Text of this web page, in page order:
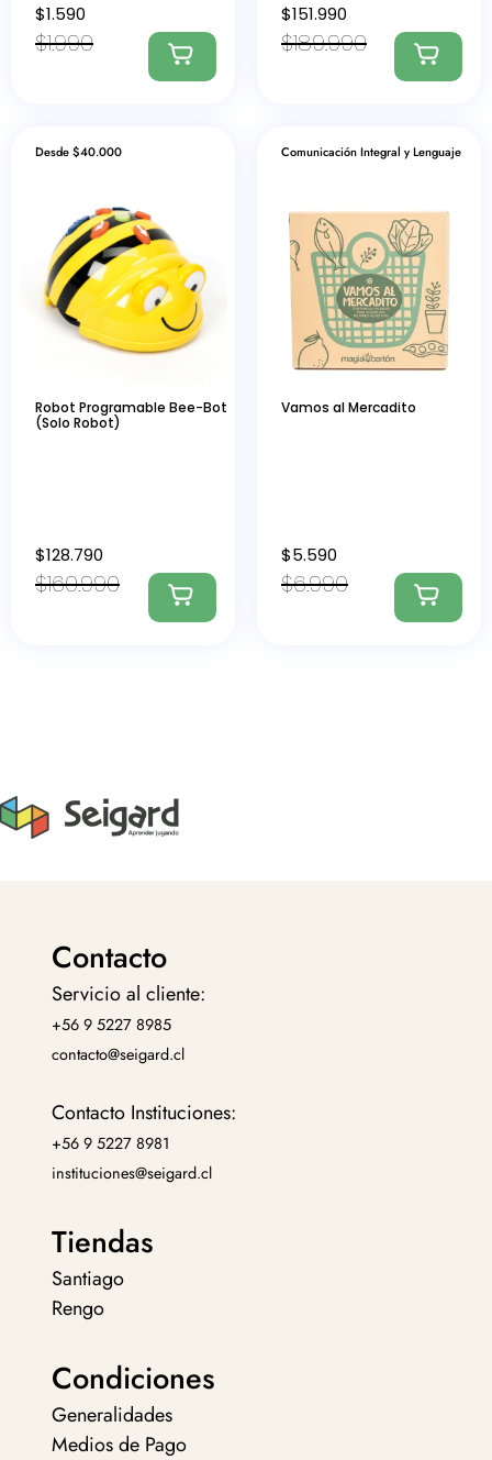
$1.990
$1.590
$189.990
$151.990
Desde $40.000
Robot Programable Bee-Bot
(Solo Robot)
$160.990
$128.790
Comunicación Integral y Lenguaje
Vamos al Mercadito
$6.990
$5.590
Contacto
Servicio al cliente:
+56 9 5227 8985
contacto@seigard.cl
Contacto Instituciones:
+56 9 5227 8981
instituciones@seigard.cl
Tiendas
Santiago
Rengo
Condiciones
Generalidades
Medios de Pago